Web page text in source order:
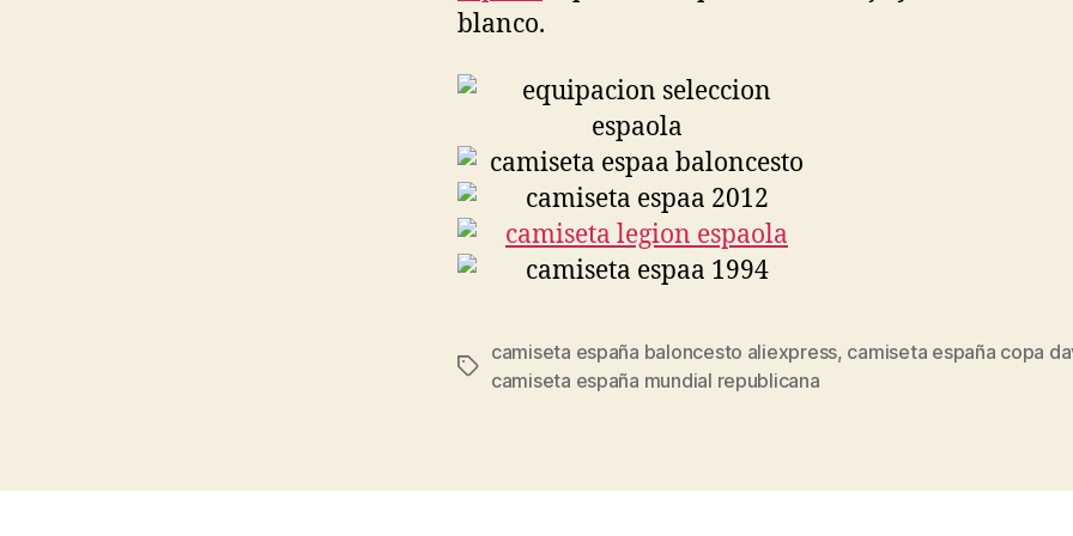
blanco.
Etiquetas
camiseta españa baloncesto aliexpress, camiseta españa copa
camiseta españa mundial republicana